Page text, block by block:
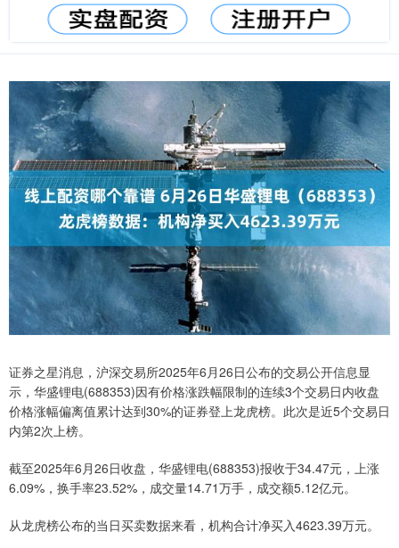
证券之星消息，沪深交易所2025年6月26日公布的交易公开信息显
示，华盛锂电(688353)因有价格涨跌幅限制的连续3个交易日内收盘
价格涨幅偏离值累计达到30%的证券登上龙虎榜。此次是近5个交易日
内第2次上榜。
截至2025年6月26日收盘，华盛锂电(688353)报收于34.47元，上涨
6.09%，换手率23.52%，成交量14.71万手，成交额5.12亿元。
从龙虎榜公布的当日买卖数据来看，机构合计净买入4623.39万元。